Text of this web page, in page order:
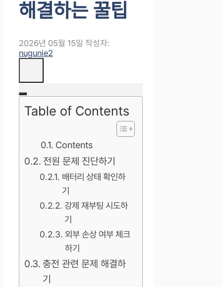
해결하는 꿀팁
2026년 05월 15일 작성자:
nugunie2
Table of Contents
Contents
전원 문제 진단하기
배터리 상태 확인하
기
강제 재부팅 시도하
기
외부 손상 여부 체크
하기
충전 관련 문제 해결하
기